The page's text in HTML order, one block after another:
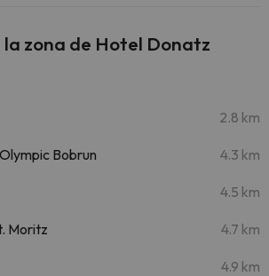
zona de Hotel Donatz
2.8 km
Bobrun 4.3 km
4.5 km
Moritz 4.7 km
4.9 km